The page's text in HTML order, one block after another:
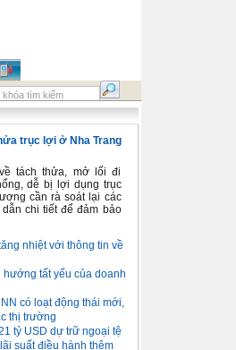
trục lợi ở Nha Trang
tách thửa, mở lối đi
dễ bị lợi dụng trục
cần rà soát lại các
chi tiết để đảm bảo
nhiệt với thông tin về
hướng tất yếu của doanh
có loạt động thái mới,
thị trường
tỷ USD dự trữ ngoại tệ
suất điều hành thêm